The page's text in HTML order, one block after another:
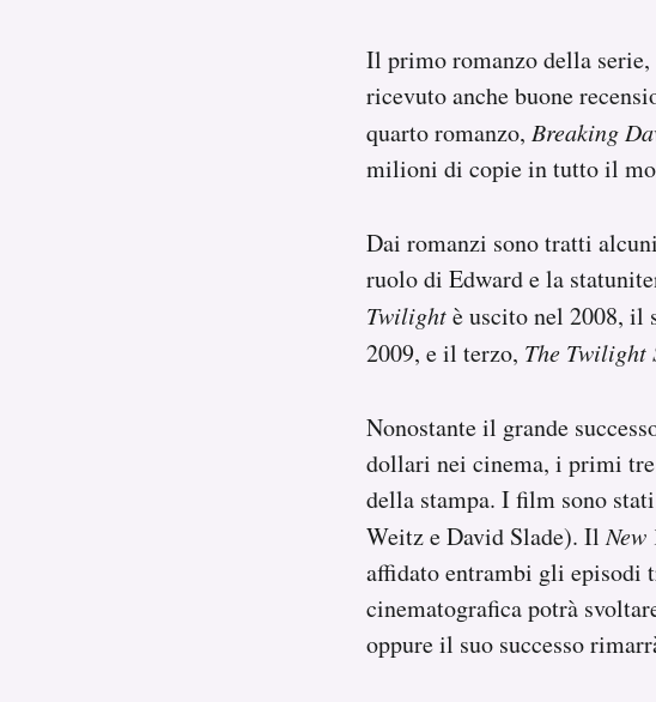
Il primo romanzo della serie,
ricevuto anche buone
quarto romanzo, Breaking
milioni di copie in tutto il
Dai romanzi sono tratti
ruolo di Edward e la
Twilightè uscito nel 2008, il
2009, e il terzo, The Twilight
Nonostante il grande
dollari nei cinema, i primi
della stampa. I film sono
Weitz e David Slade). IlNew
affidato entrambi gli episodi
cinematografica potrà
oppure il suo successo